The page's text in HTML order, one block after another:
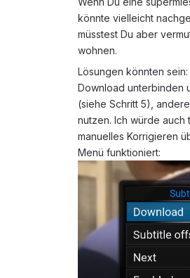
könnte vielleicht
müsstest Du aber
wohnen.
Lösungen könnten
Download unterbinden
(siehe Schritt 5),
nutzen. Ich würde auch
manuelles Korrigieren
Menü funktioniert: